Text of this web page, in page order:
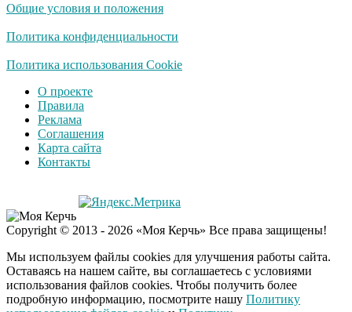
Общие условия и положения
Политика конфиденциальности
Политика использования Cookie
О проекте
Правила
Реклама
Соглашения
Карта сайта
Контакты
Copyright © 2013 - 2026 «Моя Керчь» Все права защищены!
Мы используем файлы cookies для улучшения работы сайта.
Оставаясь на нашем сайте, вы соглашаетесь с условиями
использования файлов cookies. Чтобы получить более
подробную информацию, посмотрите нашу Политику